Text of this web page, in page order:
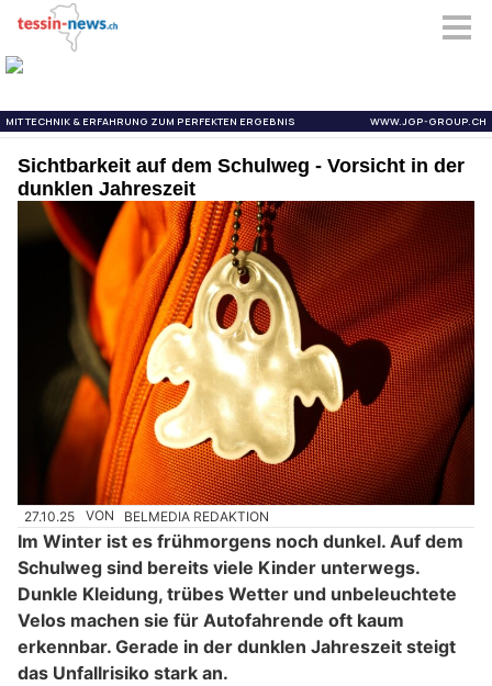
Sichtbarkeit auf dem Schulweg - Vorsicht in der
dunklen Jahreszeit
27.10.25 VON BELMEDIA REDAKTION
Im Winter ist es frühmorgens noch dunkel. Auf dem
Schulweg sind bereits viele Kinder unterwegs.
Dunkle Kleidung, trübes Wetter und unbeleuchtete
Velos machen sie für Autofahrende oft kaum
erkennbar. Gerade in der dunklen Jahreszeit steigt
das Unfallrisiko stark an.